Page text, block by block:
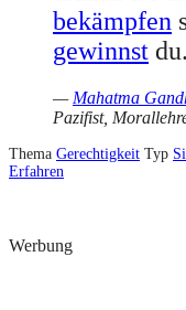
bekämpfen
gewinnst du.
— Mahatma
Pazifist,
Thema Gerechtigkeit Typ
Erfahren
Werbung